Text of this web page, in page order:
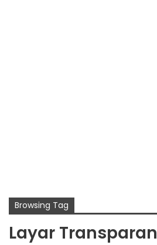
Browsing Tag
Layar Transparan